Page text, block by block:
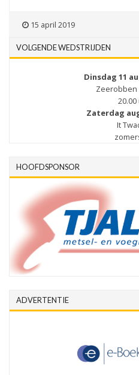
15 april 2019
VOLGENDE WEDSTRIJDEN
Dinsdag 11
Zeerobben
Zaterdag
It
HOOFDSPONSOR
ADVERTENTIE